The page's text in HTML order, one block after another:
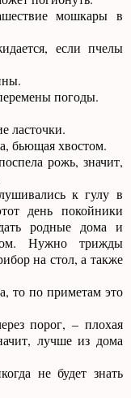
мошкары в
если пчелы
погоды.
ласточки.
бьющая хвостом.
рожь, значит,
к гулу в
день покойники
родные дома и
Нужно трижды
на стол, а также
то по приметам это
порог, – плохая
лучше из дома
не будет знать